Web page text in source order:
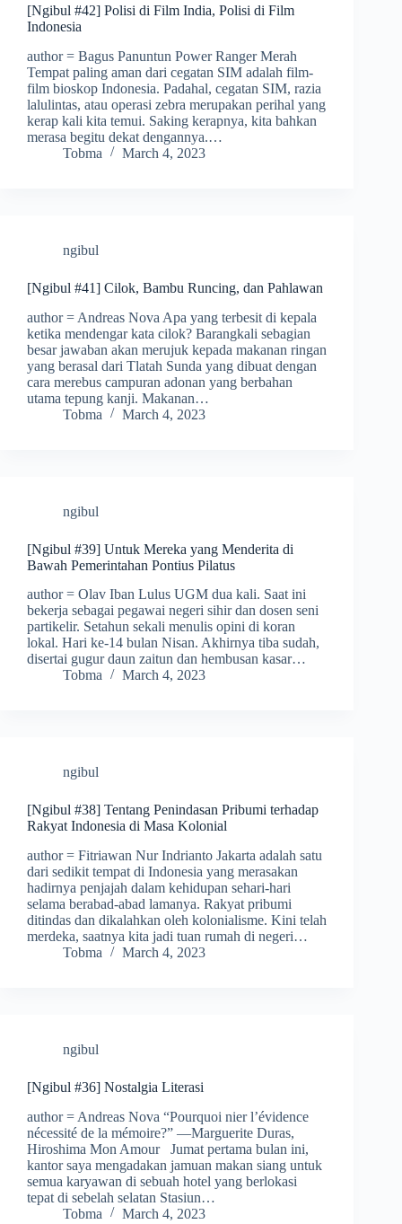
[Ngibul #42] Polisi di Film India, Polisi di Film
Indonesia
author = Bagus Panuntun Power Ranger Merah
Tempat paling aman dari cegatan SIM adalah film-
film bioskop Indonesia. Padahal, cegatan SIM, razia
lalulintas, atau operasi zebra merupakan perihal yang
kerap kali kita temui. Saking kerapnya, kita bahkan
merasa begitu dekat dengannya.…
Tobma
March 4, 2023
ngibul
[Ngibul #41] Cilok, Bambu Runcing, dan Pahlawan
author = Andreas Nova Apa yang terbesit di kepala
ketika mendengar kata cilok? Barangkali sebagian
besar jawaban akan merujuk kepada makanan ringan
yang berasal dari Tlatah Sunda yang dibuat dengan
cara merebus campuran adonan yang berbahan
utama tepung kanji. Makanan…
Tobma
March 4, 2023
ngibul
[Ngibul #39] Untuk Mereka yang Menderita di
Bawah Pemerintahan Pontius Pilatus
author = Olav Iban Lulus UGM dua kali. Saat ini
bekerja sebagai pegawai negeri sihir dan dosen seni
partikelir. Setahun sekali menulis opini di koran
lokal. Hari ke-14 bulan Nisan. Akhirnya tiba sudah,
disertai gugur daun zaitun dan hembusan kasar…
Tobma
March 4, 2023
ngibul
[Ngibul #38] Tentang Penindasan Pribumi terhadap
Rakyat Indonesia di Masa Kolonial
author = Fitriawan Nur Indrianto Jakarta adalah satu
dari sedikit tempat di Indonesia yang merasakan
hadirnya penjajah dalam kehidupan sehari-hari
selama berabad-abad lamanya. Rakyat pribumi
ditindas dan dikalahkan oleh kolonialisme. Kini telah
merdeka, saatnya kita jadi tuan rumah di negeri…
Tobma
March 4, 2023
ngibul
[Ngibul #36] Nostalgia Literasi
author = Andreas Nova “Pourquoi nier l’évidence
nécessité de la mémoire?” —Marguerite Duras,
Hiroshima Mon Amour Jumat pertama bulan ini,
kantor saya mengadakan jamuan makan siang untuk
semua karyawan di sebuah hotel yang berlokasi
tepat di sebelah selatan Stasiun…
Tobma
March 4, 2023